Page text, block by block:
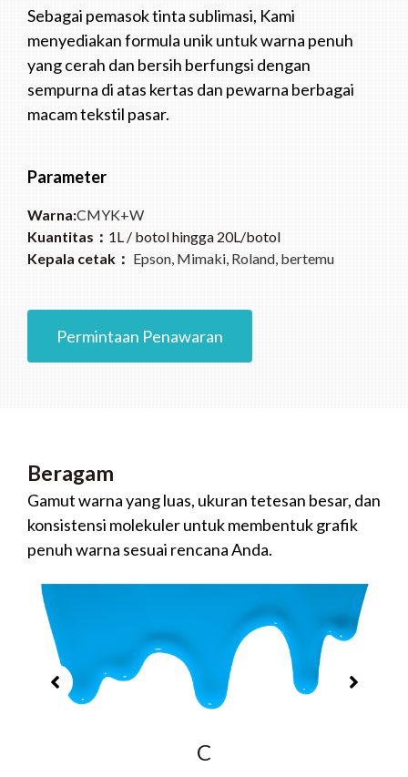
Sebagai pemasok tinta sublimasi, Kami
menyediakan formula unik untuk warna penuh
yang cerah dan bersih berfungsi dengan
sempurna di atas kertas dan pewarna berbagai
macam tekstil pasar.
Parameter
Warna:CMYK+W
Kuantitas： 1L / botol hingga 20L/botol
Kepala cetak： Epson, Mimaki, Roland, bertemu
Permintaan Penawaran
Beragam
Gamut warna yang luas, ukuran tetesan besar, dan
konsistensi molekuler untuk membentuk grafik
penuh warna sesuai rencana Anda.
C